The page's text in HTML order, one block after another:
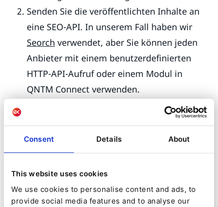
Consent Details About
This website uses cookies
We use cookies to personalise content and ads, to
provide social media features and to analyse our
Senden Sie die veröffentlichten Inhalte an
eine SEO-API. In unserem Fall haben wir
Seorch verwendet, aber Sie können jeden
Anbieter mit einem benutzerdefinierten
HTTP-API-Aufruf oder einem Modul in
QNTM Connect verwenden.
Filtern Sie die Ergebnisse basierend auf
einer Variablen. In unserem Fall ignorieren
wir Ergebnisse, bei denen die PageSpeed-
Werte für Mobilgeräte und Desktops jeweils
werden an das Ibexa DXP-Modul